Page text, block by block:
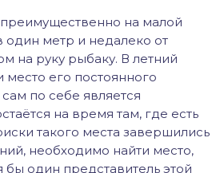
на малой
один метр и недалеко от
на руку рыбаку. В летний
его постоянного
по себе является
на время там, где есть
такого места завершились
необходимо найти место,
бы один представитель этой